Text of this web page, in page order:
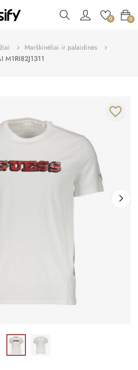
0 0
Marškinėliai ir palaidinės
M1RI82J1311
favorite_border